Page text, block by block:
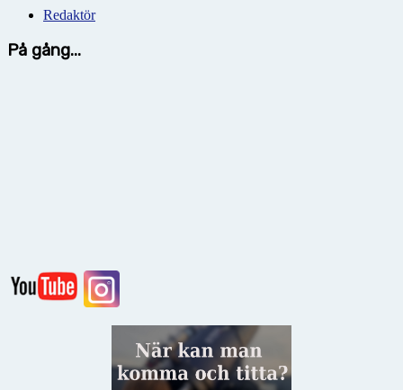
Redaktör
På gång...